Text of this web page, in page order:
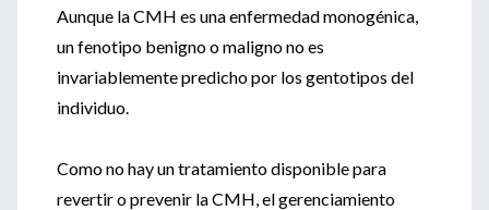
Aunque la CMH es una enfermedad monogénica,
un fenotipo benigno o maligno no es
invariablemente predicho por los gentotipos del
individuo.
Como no hay un tratamiento disponible para
revertir o prevenir la CMH, el gerenciamiento